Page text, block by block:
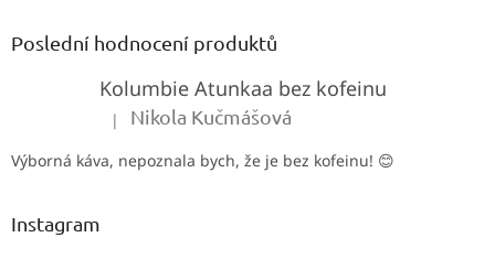
Poslední hodnocení produktů
Kolumbie Atunkaa bez kofeinu
Hodnocení produktu je 5 z 5 hvězdiček.
| Nikola Kučmášová
Výborná káva, nepoznala bych, že je bez kofeinu! 😊
Instagram